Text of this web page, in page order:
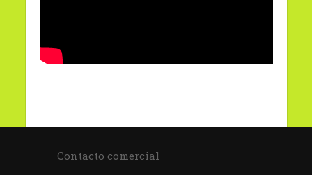
Contacto comercial